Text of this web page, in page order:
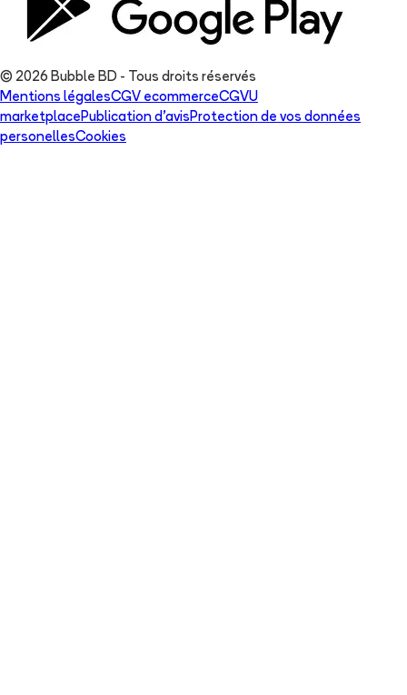
© 2026 Bubble BD - Tous droits réservés
Mentions légalesCGV ecommerceCGVU
marketplace Publication d'avis Protection de vos données
personellesCookies